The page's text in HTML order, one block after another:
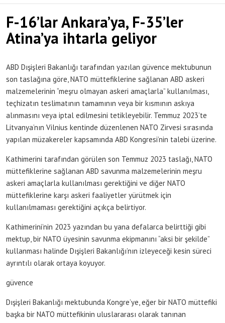
F-16’lar Ankara’ya, F-35’ler
Atina’ya ihtarla geliyor
ABD Dışişleri Bakanlığı tarafından yazılan güvence mektubunun
son taslağına göre, NATO müttefiklerine sağlanan ABD askeri
malzemelerinin “meşru olmayan askeri amaçlarla” kullanılması,
teçhizatın teslimatının tamamının veya bir kısmının askıya
alınmasını veya iptal edilmesini tetikleyebilir. Temmuz 2023’te
Litvanya’nın Vilnius kentinde düzenlenen NATO Zirvesi sırasında
yapılan müzakereler kapsamında ABD Kongresi’nin talebi üzerine.
Kathimerini tarafından görülen son Temmuz 2023 taslağı, NATO
müttefiklerine sağlanan ABD savunma malzemelerinin meşru
askeri amaçlarla kullanılması gerektiğini ve diğer NATO
müttefiklerine karşı askeri faaliyetler yürütmek için
kullanılmaması gerektiğini açıkça belirtiyor.
Kathimerini’nin 2023 yazından bu yana defalarca belirttiği gibi
mektup, bir NATO üyesinin savunma ekipmanını “aksi bir şekilde”
kullanması halinde Dışişleri Bakanlığı’nın izleyeceği kesin süreci
ayrıntılı olarak ortaya koyuyor.
güvence
Dışişleri Bakanlığı mektubunda Kongre’ye, eğer bir NATO müttefiki
başka bir NATO müttefikinin uluslararası olarak tanınan